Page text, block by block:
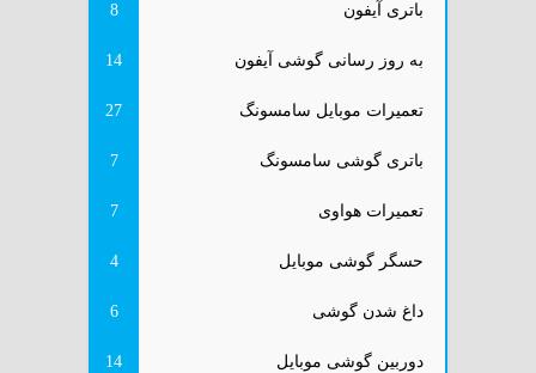
باتری آیفون 8
به روز رسانی گوشی آیفون 14
تعمیرات موبایل سامسونگ 27
باتری گوشی سامسونگ 7
تعمیرات هواوی 7
حسگر گوشی موبایل 4
داغ شدن گوشی 6
دوربین گوشی موبایل 14